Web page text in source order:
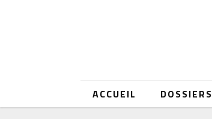
ACCUEIL DOSSIERS